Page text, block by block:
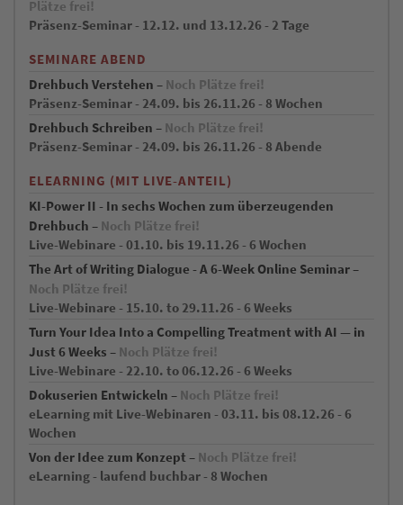
Plätze frei!
Präsenz-Seminar - 12.12. und 13.12.26 - 2 Tage
SEMINARE ABEND
Drehbuch Verstehen – Noch Plätze frei!
Präsenz-Seminar - 24.09. bis 26.11.26 - 8 Wochen
Drehbuch Schreiben – Noch Plätze frei!
Präsenz-Seminar - 24.09. bis 26.11.26 - 8 Abende
ELEARNING (MIT LIVE-ANTEIL)
KI-Power II - In sechs Wochen zum überzeugenden
Drehbuch – Noch Plätze frei!
Live-Webinare - 01.10. bis 19.11.26 - 6 Wochen
The Art of Writing Dialogue - A 6-Week Online Seminar –
Noch Plätze frei!
Live-Webinare - 15.10. to 29.11.26 - 6 Weeks
Turn Your Idea Into a Compelling Treatment with AI — in
Just 6 Weeks – Noch Plätze frei!
Live-Webinare - 22.10. to 06.12.26 - 6 Weeks
Dokuserien Entwickeln – Noch Plätze frei!
eLearning mit Live-Webinaren - 03.11. bis 08.12.26 - 6
Wochen
Von der Idee zum Konzept – Noch Plätze frei!
eLearning - laufend buchbar - 8 Wochen